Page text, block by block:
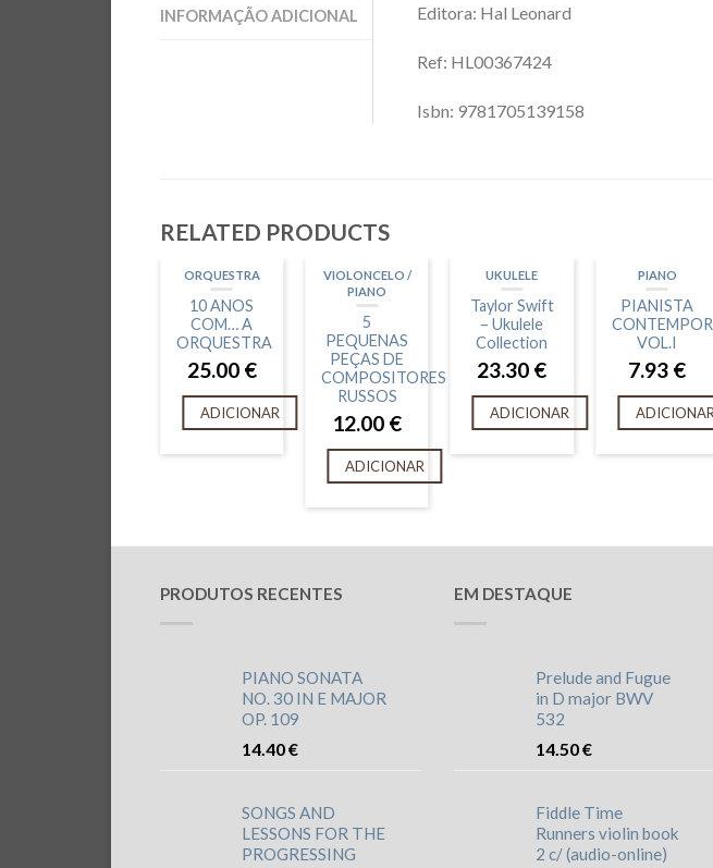
INFORMAÇÃO ADICIONAL Editora: Hal Leonard
Ref: HL00367424
Isbn: 9781705139158
RELATED PRODUCTS
ORQUESTRA
10 ANOS
COM… A
ORQUESTRA
25.00 €
ADICIONAR
VIOLONCELO /
PIANO
5
PEQUENAS
PEÇAS DE
COMPOSITORES
RUSSOS
12.00 €
ADICIONAR
UKULELE
Taylor Swift
– Ukulele
Collection
23.30 €
ADICIONAR
PIANO
PIANISTA
VOL.I
7.93 €
ADICIONAR
PRODUTOS RECENTES
PIANO SONATA
NO. 30 IN E MAJOR
OP. 109
14.40€
SONGS AND
LESSONS FOR THE
PROGRESSING
EM DESTAQUE
Prelude and Fugue
in D major BWV
532
14.50€
Fiddle Time
Runners violin book
2 c/ (audio-online)